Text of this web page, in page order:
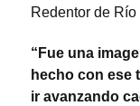
Redentor de
“Fue una
hecho con ese
ir avanzando